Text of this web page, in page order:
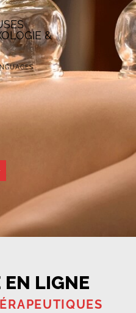
&
EN LIGNE